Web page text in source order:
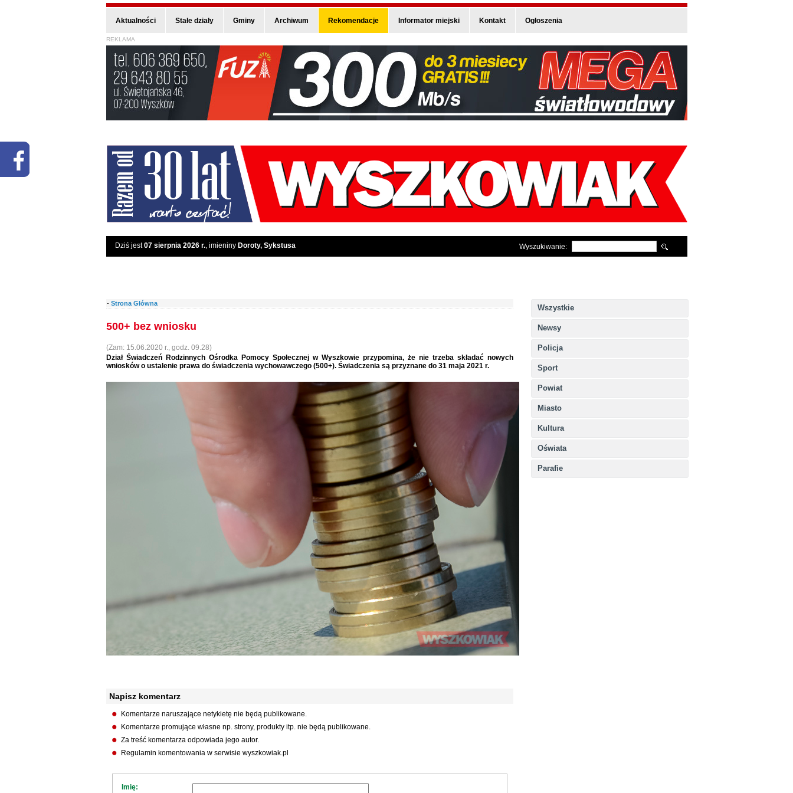
Aktualności Stałe działy Gminy Archiwum Rekomendacje Informator miejski Kontakt Ogłoszenia
REKLAMA
Dziś jest07 sierpnia 2026 r., imieniny Doroty, Sykstusa Wyszukiwanie:
Wszystkie
Newsy
Policja
Sport
Powiat
Miasto
Kultura
Oświata
Parafie
- Strona Główna
500+ bez wniosku
(Zam: 15.06.2020 r., godz. 09.28)
Dział Świadczeń Rodzinnych Ośrodka Pomocy Społecznej w Wyszkowie przypomina, że nie trzeba składać nowych
wniosków o ustalenie prawa do świadczenia wychowawczego (500+). Świadczenia są przyznane do 31 maja 2021 r.
Napisz komentarz
Komentarze naruszające netykietę nie będą publikowane.
Komentarze promujące własne np. strony, produkty itp. nie będą publikowane.
Za treść komentarza odpowiada jego autor.
Regulamin komentowania w serwisie wyszkowiak.pl
Imię: